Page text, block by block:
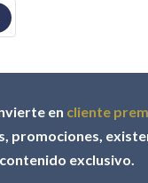
en cliente
promociones,
exclusivo.